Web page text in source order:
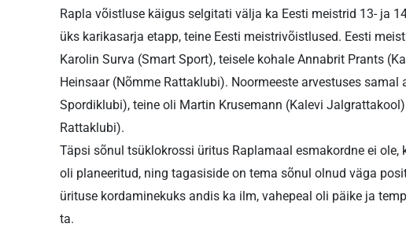
Rapla võistluse käigus selgitati välja ka Eesti meistrid 13- ja
üks karikasarja etapp, teine Eesti meistrivõistlused. Eesti
Karolin Surva (Smart Sport), teisele kohale Annabrit Prants
Heinsaar (Nõmme Rattaklubi). Noormeeste arvestuses
Spordiklubi), teine oli Martin Krusemann (Kalevi
Rattaklubi).
Täpsi sõnul tsüklokrossi üritus Raplamaal esmakordne ei ole,
oli planeeritud, ning tagasiside on tema sõnul olnud väga
ürituse kordaminekuks andis ka ilm, vahepeal oli päike ja
ta.